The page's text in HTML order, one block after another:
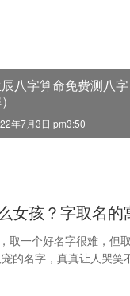
八字算命免费测八
年7月3日 pm3:50
女孩？字取名的
取一个好名字很难，但
的名字，真真让人哭笑